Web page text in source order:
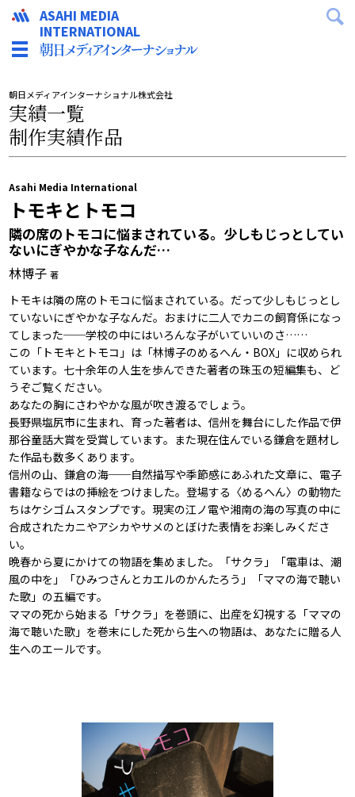
朝日メディアインターナショナル株式会社
実績一覧
制作実績作品
Asahi Media International
トモキとトモコ
隣の席のトモコに悩まされている。少しもじっとしてい
ないにぎやかな子なんだ…
林博子 著
トモキは隣の席のトモコに悩まされている。だって少しもじっとし
ていないにぎやかな子なんだ。おまけに二人でカニの飼育係になっ
てしまった──学校の中にはいろんな子がいていいのさ……
この「トモキとトモコ」は「林博子のめるへん・BOX」に収められ
ています。七十余年の人生を歩んできた著者の珠玉の短編集も、ど
うぞご覧ください。
あなたの胸にさわやかな風が吹き渡るでしょう。
長野県塩尻市に生まれ、育った著者は、信州を舞台にした作品で伊
那谷童話大賞を受賞しています。また現在住んでいる鎌倉を題材し
た作品も数多くあります。
信州の山、鎌倉の海──自然描写や季節感にあふれた文章に、電子
書籍ならではの挿絵をつけました。登場する〈めるへん〉の動物た
ちはケシゴムスタンプです。現実の江ノ電や湘南の海の写真の中に
合成されたカニやアシカやサメのとぼけた表情をお楽しみくださ
い。
晩春から夏にかけての物語を集めました。「サクラ」「電車は、潮
風の中を」「ひみつさんとカエルのかんたろう」「ママの海で聴い
た歌」の五編です。
ママの死から始まる「サクラ」を巻頭に、出産を幻視する「ママの
海で聴いた歌」を巻末にした死から生への物語は、あなたに贈る人
生へのエールです。
ASAHI MEDIA
INTERNATIONAL